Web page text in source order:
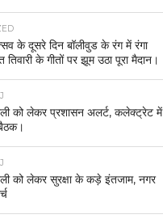
के दूसरे दिन बॉलीवुड के रंग में रंगा
के गीतों पर झूम उठा पूरा मैदान।
को लेकर प्रशासन अलर्ट, कलेक्ट्रेट में
को लेकर सुरक्षा के कड़े इंतजाम, नगर